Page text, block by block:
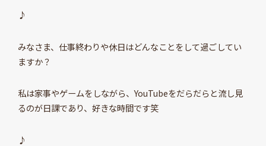
♪
みなさま、仕事終わりや休日はどんなことをして過ごしてい
ますか？
私は家事やゲームをしながら、YouTubeをだらだらと流し見
るのが日課であり、好きな時間です笑
♪